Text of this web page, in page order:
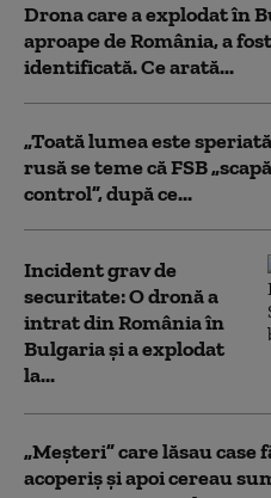
Drona care a explodat în
aproape de România, a fost
identificată. Ce arată...
„Toată lumea este
rusă se teme că FSB
control”, după ce...
Incident grav de
securitate: O dronă a
intrat din România în
Bulgaria şi a explodat
la...
„Meșteri” care lăsau case
acoperiș și apoi cereau